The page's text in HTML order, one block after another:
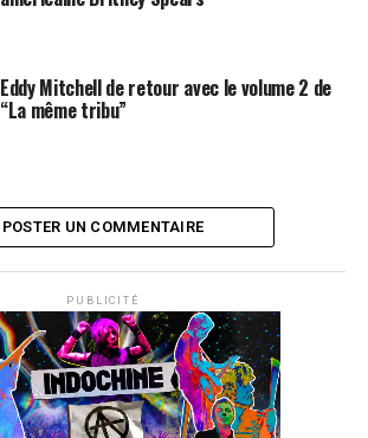
Eddy Mitchell de retour avec le volume 2 de
“La même tribu”
POSTER UN COMMENTAIRE
PUBLICITÉ